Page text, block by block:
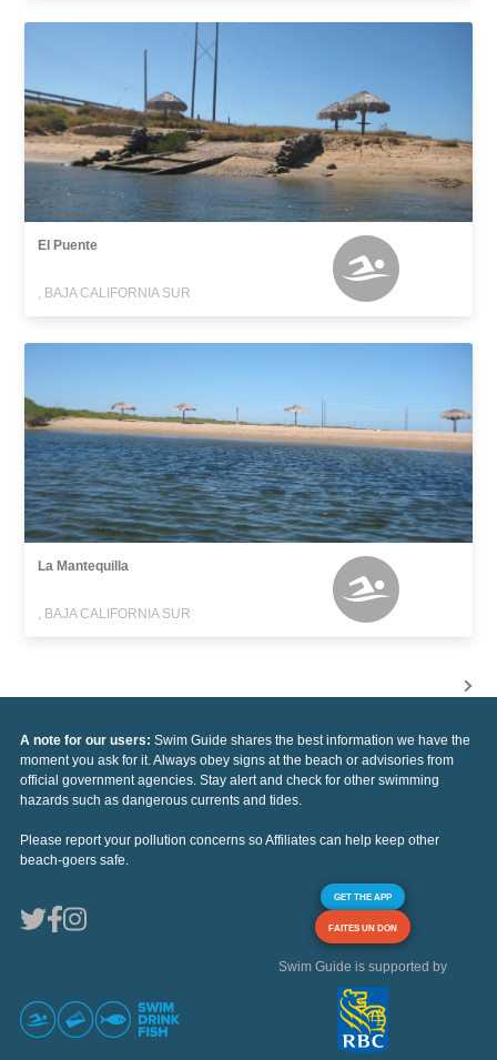
El Puente
, BAJA CALIFORNIA SUR
La Mantequilla
, BAJA CALIFORNIA SUR
A note for our users: Swim Guide shares the best information we have the
moment you ask for it. Always obey signs at the beach or advisories from
official government agencies. Stay alert and check for other swimming
hazards such as dangerous currents and tides.
Please report your pollution concerns so Affiliates can help keep other
beach-goers safe.
GET THE APP
FAITES UN DON
Swim Guide is supported by